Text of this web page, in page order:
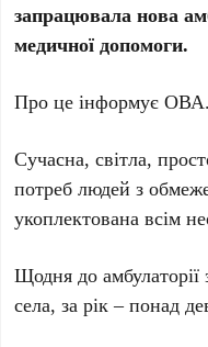
запрацювала нова
медичної допомоги.
Про це інформує ОВА.
Сучасна, світла,
потреб людей з
укоплектована всім
Щодня до амбулаторії
села, за рік – понад